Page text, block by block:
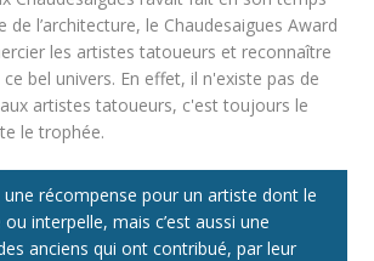
de l’architecture, le Chaudesaigues Award
les artistes tatoueurs et reconnaître
bel univers. En effet, il n'existe pas de
artistes tatoueurs, c'est toujours le
le trophée.
récompense pour un artiste dont le
interpelle, mais c’est aussi une
anciens qui ont contribué, par leur